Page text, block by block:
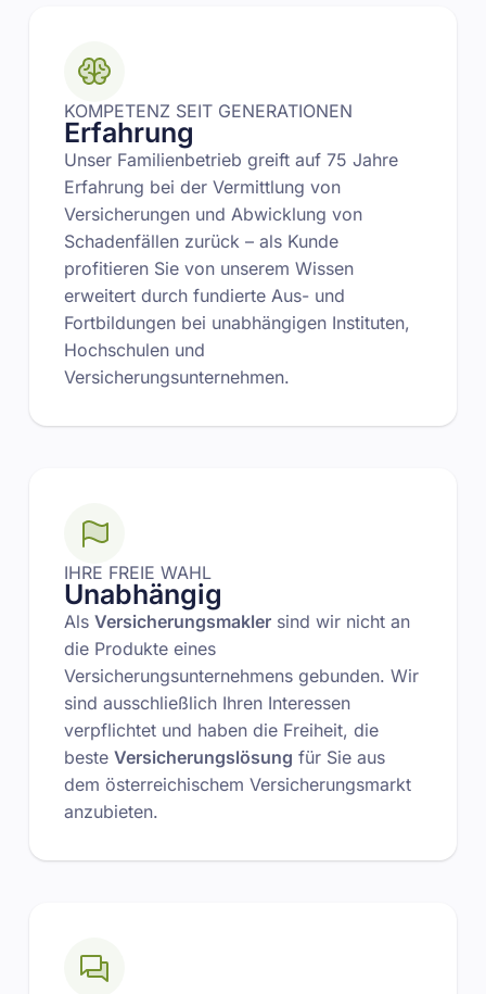
KOMPETENZ SEIT GENERATIONEN
Erfahrung
Unser Familienbetrieb greift auf 75 Jahre
Erfahrung bei der Vermittlung von
Versicherungen und Abwicklung von
Schadenfällen zurück – als Kunde
profitieren Sie von unserem Wissen
erweitert durch fundierte Aus- und
Fortbildungen bei unabhängigen Instituten,
Hochschulen und
Versicherungsunternehmen.
IHRE FREIE WAHL
Unabhängig
Als Versicherungsmaklersind wir nicht an
die Produkte eines
Versicherungsunternehmens gebunden. Wir
sind ausschließlich Ihren Interessen
verpflichtet und haben die Freiheit, die
beste Versicherungslösung für Sie aus
dem österreichischem Versicherungsmarkt
anzubieten.